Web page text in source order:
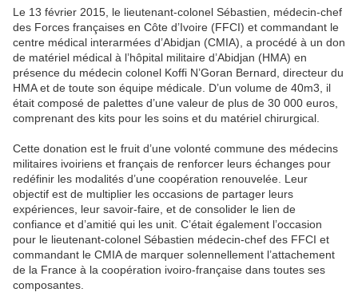
Le 13 février 2015, le lieutenant-colonel Sébastien, médecin-chef
des Forces françaises en Côte d’Ivoire (FFCI) et commandant le
centre médical interarmées d’Abidjan (CMIA), a procédé à un don
de matériel médical à l’hôpital militaire d’Abidjan (HMA) en
présence du médecin colonel Koffi N’Goran Bernard, directeur du
HMA et de toute son équipe médicale. D’un volume de 40m3, il
était composé de palettes d’une valeur de plus de 30 000 euros,
comprenant des kits pour les soins et du matériel chirurgical.
Cette donation est le fruit d’une volonté commune des médecins
militaires ivoiriens et français de renforcer leurs échanges pour
redéfinir les modalités d’une coopération renouvelée. Leur
objectif est de multiplier les occasions de partager leurs
expériences, leur savoir-faire, et de consolider le lien de
confiance et d’amitié qui les unit. C’était également l’occasion
pour le lieutenant-colonel Sébastien médecin-chef des FFCI et
commandant le CMIA de marquer solennellement l’attachement
de la France à la coopération ivoiro-française dans toutes ses
composantes.